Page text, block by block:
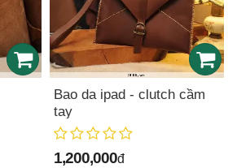
Bao da ipad - clutch cầm
tay
1,200,000đ